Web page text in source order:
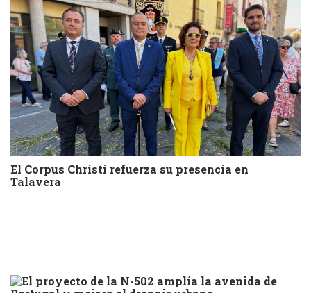
El Corpus Christi refuerza su presencia en
Talavera